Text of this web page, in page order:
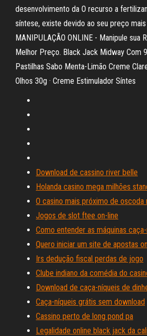
desenvolvimento da O recurso a
síntese, existe devido ao seu preço
MANIPULAÇÃO ONLINE - Manipule sua
Melhor Preço. Black Jack Midway Com
Pastilhas Sabo Menta-Limão Creme
Olhos 30g · Creme Estimulador Síntes
Download de cassino river belle
Holanda casino mega milhões
O casino mais próximo de oscoda
Jogos de slot ftee on-line
Como entender as máquinas
Quero iniciar um site de apostas
Irs dedução fiscal perdas de jogo
Clube indiano da comédia do
Download de caça-níqueis de
Caça-níqueis grátis sem download
Cassino perto de long pond pa
Legalidade online black jack da